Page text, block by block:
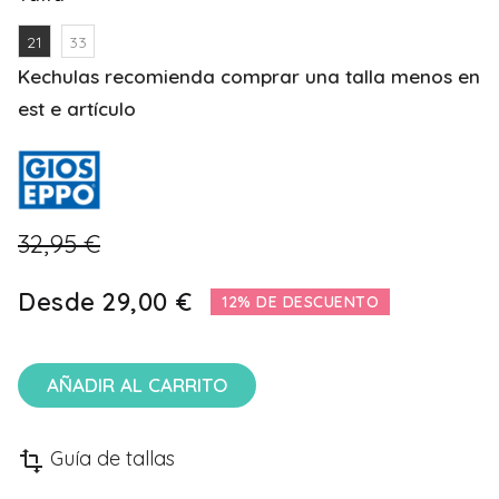
21 33
Kechulas recomienda comprar una talla menos en
est e artículo
32,95 €
Desde 29,00 € 12% DE DESCUENTO
AÑADIR AL CARRITO
transform Guía de tallas